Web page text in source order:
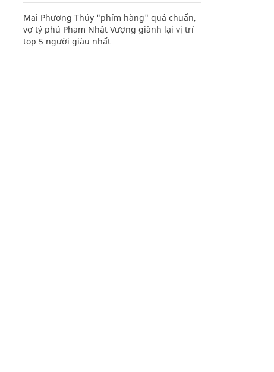
Mai Phương Thúy "phím hàng" quá chuẩn,
vợ tỷ phú Phạm Nhật Vượng giành lại vị trí
top 5 người giàu nhất